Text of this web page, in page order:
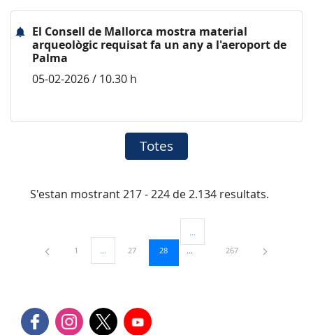
El Consell de Mallorca mostra material
arqueològic requisat fa un any a l'aeroport de
Palma
05-02-2026 / 10.30 h
Totes
S'estan mostrant 217 - 224 de 2.134 resultats.
Pàgina
1 ...Pàgines intermèdies Utilitzeu TAB per navegar.
Pàgina
27 Pàgina
28
Pàgines intermèdies Utilitzeu
Pàgina
267